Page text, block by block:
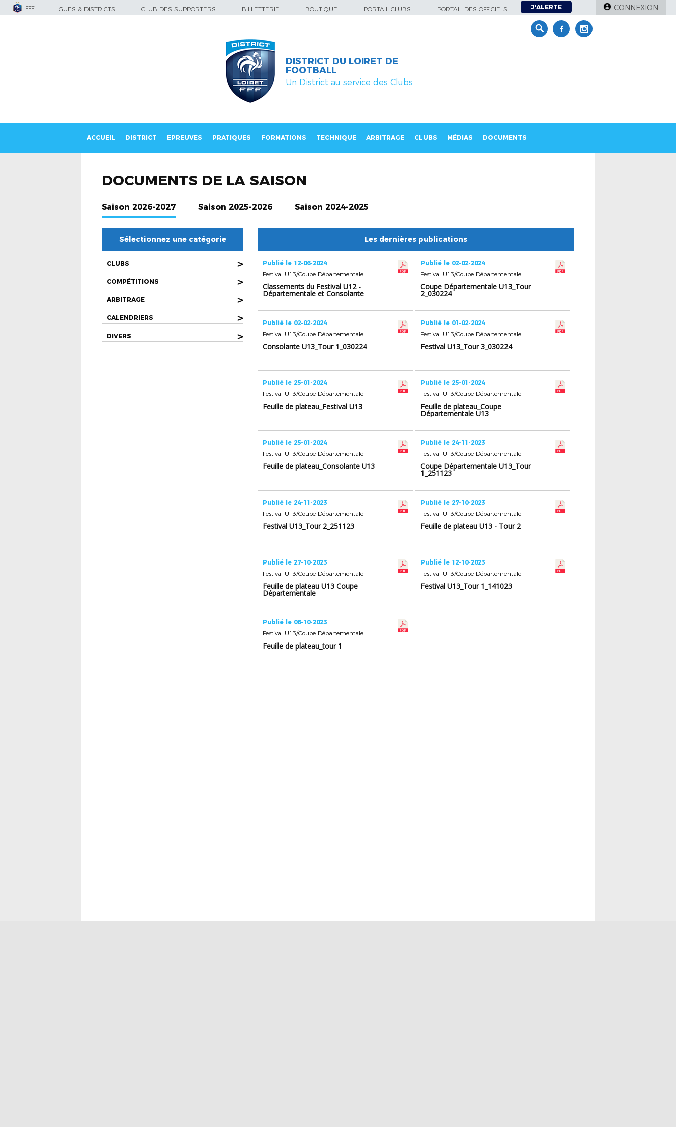
FFF LIGUES & DISTRICTS CLUB DES SUPPORTERS BILLETTERIE BOUTIQUE PORTAIL CLUBS PORTAIL DES OFFICIELS J'ALERTE CONNEXION
DISTRICT DU LOIRET DE
FOOTBALL
Un District au service des Clubs
ACCUEIL DISTRICT EPREUVES PRATIQUES FORMATIONS TECHNIQUE ARBITRAGE CLUBS MÉDIAS DOCUMENTS
DOCUMENTS DE LA SAISON
Saison 2026-2027 Saison 2025-2026 Saison 2024-2025
Sélectionnez une catégorie
CLUBS >
COMPÉTITIONS >
ARBITRAGE >
CALENDRIERS >
DIVERS >
Les dernières publications
Publié le 12-06-2024
Festival U13/Coupe Départementale
Classements du Festival U12 -
Départementale et Consolante
Publié le 02-02-2024
Festival U13/Coupe Départementale
Coupe Départementale U13_Tour
2_030224
Publié le 02-02-2024
Festival U13/Coupe Départementale
Consolante U13_Tour 1_030224
Publié le 01-02-2024
Festival U13/Coupe Départementale
Festival U13_Tour 3_030224
Publié le 25-01-2024
Festival U13/Coupe Départementale
Feuille de plateau_Festival U13
Publié le 25-01-2024
Festival U13/Coupe Départementale
Feuille de plateau_Coupe
Départementale U13
Publié le 25-01-2024
Festival U13/Coupe Départementale
Feuille de plateau_Consolante U13
Publié le 24-11-2023
Festival U13/Coupe Départementale
Coupe Départementale U13_Tour
1_251123
Publié le 24-11-2023
Festival U13/Coupe Départementale
Festival U13_Tour 2_251123
Publié le 27-10-2023
Festival U13/Coupe Départementale
Feuille de plateau U13 - Tour 2
Publié le 27-10-2023
Festival U13/Coupe Départementale
Feuille de plateau U13 Coupe
Départementale
Publié le 12-10-2023
Festival U13/Coupe Départementale
Festival U13_Tour 1_141023
Publié le 06-10-2023
Festival U13/Coupe Départementale
Feuille de plateau_tour 1